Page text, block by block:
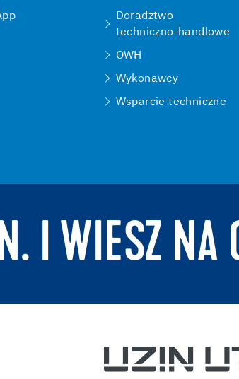
Doradztwo
techniczno-handlowe
OWH
Wykonawcy
Wsparcie techniczne
I WIESZ NA